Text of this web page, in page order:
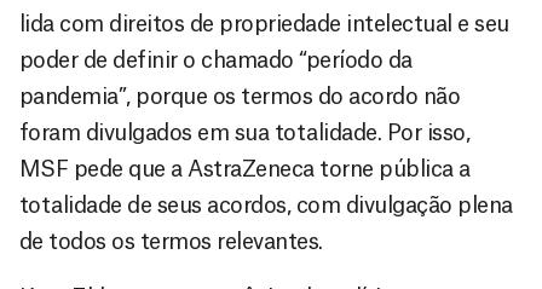
lida com direitos de propriedade intelectual e seu
poder de definir o chamado “período da
pandemia”, porque os termos do acordo não
foram divulgados em sua totalidade. Por isso,
MSF pede que a AstraZeneca torne pública a
totalidade de seus acordos, com divulgação plena
de todos os termos relevantes.